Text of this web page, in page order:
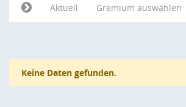
Aktuell
Gremium auswählen
Keine Daten gefunden.